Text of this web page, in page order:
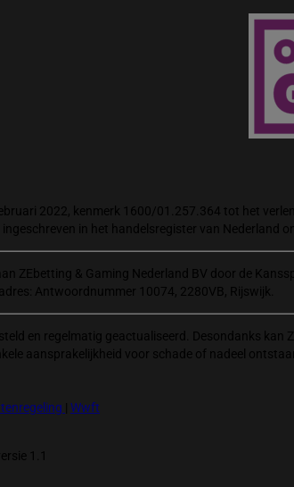
2022, kenmerk 1600/01.257.364 tot het
in het handelsregister van Nederland
ZEbetting & Gaming Nederland BV door de
Antwoordnummer 10074, 2280VB, Rijswijk.
en regelmatig geactualiseerd. Desondanks kan
aansprakelijkheid voor schade of nadeel
Wwft
1.1